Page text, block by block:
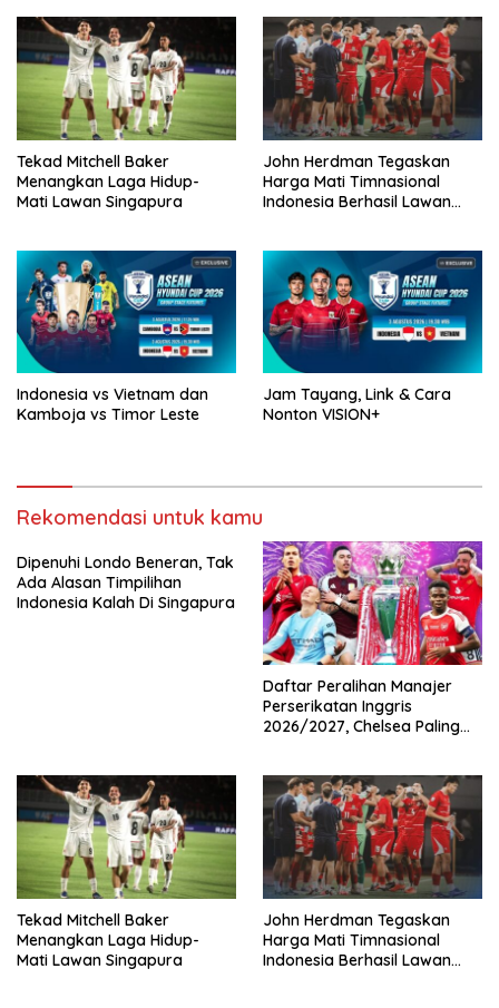
Tekad Mitchell Baker
Menangkan Laga Hidup-
Mati Lawan Singapura
John Herdman Tegaskan
Harga Mati Timnasional
Indonesia Berhasil Lawan
Indonesia vs Vietnam dan
Kamboja vs Timor Leste
Jam Tayang, Link & Cara
Nonton VISION+
Rekomendasi untuk kamu
Dipenuhi Londo Beneran, Tak
Ada Alasan Timpilihan
Indonesia Kalah Di Singapura
Daftar Peralihan Manajer
Perserikatan Inggris
2026/2027, Chelsea Paling
Tekad Mitchell Baker
Menangkan Laga Hidup-
Mati Lawan Singapura
John Herdman Tegaskan
Harga Mati Timnasional
Indonesia Berhasil Lawan